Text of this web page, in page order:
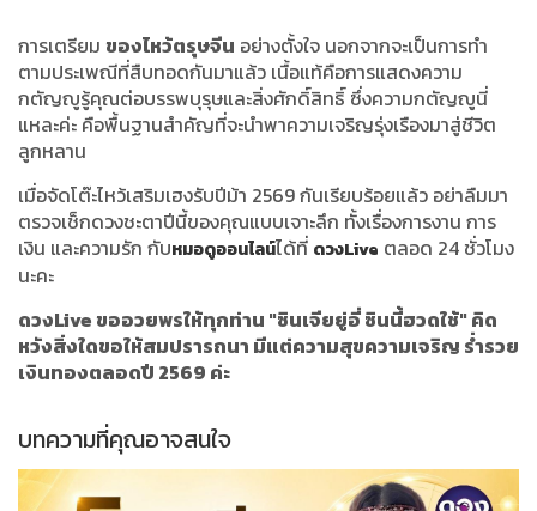
การเตรียม ของไหว้ตรุษจีน อย่างตั้งใจ นอกจากจะเป็นการทำ
ตามประเพณีที่สืบทอดกันมาแล้ว เนื้อแท้คือการแสดงความ
กตัญญูรู้คุณต่อบรรพบุรุษและสิ่งศักดิ์สิทธิ์ ซึ่งความกตัญญูนี่
แหละค่ะ คือพื้นฐานสำคัญที่จะนำพาความเจริญรุ่งเรืองมาสู่ชีวิต
ลูกหลาน
เมื่อจัดโต๊ะไหว้เสริมเฮงรับปีม้า 2569 กันเรียบร้อยแล้ว อย่าลืมมา
ตรวจเช็กดวงชะตาปีนี้ของคุณแบบเจาะลึก ทั้งเรื่องการงาน การ
เงิน และความรัก กับหมอดูออนไลน์ได้ที่ ดวงLive ตลอด 24 ชั่วโมง
นะคะ
ดวงLive ขออวยพรให้ทุกท่าน "ซินเจียยู่อี่ ซินนี้ฮวดใช้" คิด
หวังสิ่งใดขอให้สมปรารถนา มีแต่ความสุขความเจริญ ร่ำรวย
เงินทองตลอดปี 2569 ค่ะ
บทความที่คุณอาจสนใจ